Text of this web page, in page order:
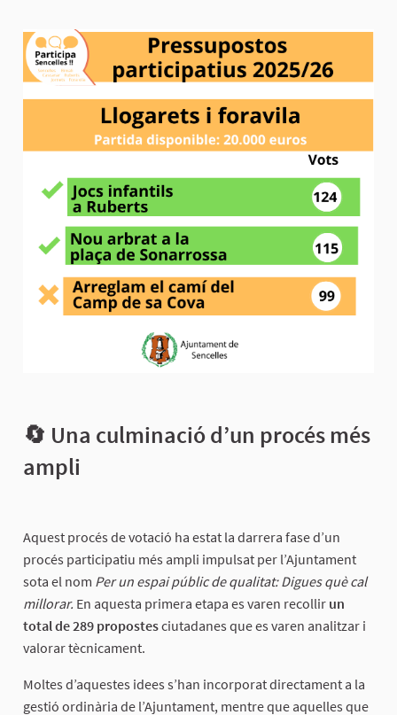
🔄 Una culminació d’un procés més
ampli
Aquest procés de votació ha estat la darrera fase d’un
procés participatiu més ampli impulsat per l’Ajuntament
sota el nom Per un espai públic de qualitat: Digues què cal
millorar. En aquesta primera etapa es varen recollir un
total de 289 propostesciutadanes que es varen analitzar i
valorar tècnicament.
Moltes d’aquestes idees s’han incorporat directament a la
gestió ordinària de l’Ajuntament, mentre que aquelles que